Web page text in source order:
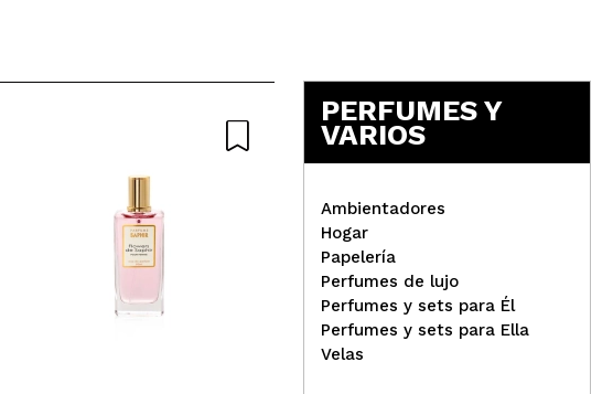
Nature
Ecotools - Dúo de brochas
para ojos Eye Enhancing
PERFUMES Y
VARIOS
Ambientadores
Hogar
Papelería
Perfumes de lujo
Perfumes y sets para Él
Perfumes y sets para Ella
Velas